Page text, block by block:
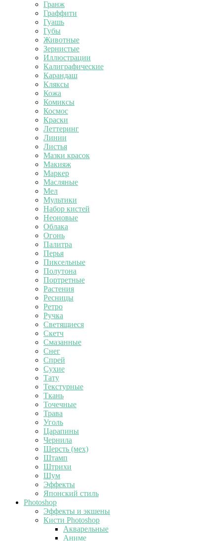
Гранж
Граффити
Гуашь
Губы
Животные
Зернистые
Иллюстрации
Калиграфические
Карандаш
Кляксы
Кожа
Комиксы
Космос
Краски
Леттеринг
Линии
Листья
Мазки красок
Макияж
Маркер
Масляные
Мел
Мультики
Набор кистей
Неоновые
Облака
Огонь
Палитра
Перья
Пиксельные
Полутона
Портретные
Растения
Ресницы
Ретро
Ручка
Светящиеся
Скетч
Смазанные
Снег
Спрей
Сухие
Тату
Текстурные
Ткань
Точечные
Трава
Уголь
Царапины
Чернила
Шерсть (мех)
Штамп
Штрихи
Шум
Эффекты
Японский стиль
Photoshop
Эффекты и экшены
Кисти Photoshop
Акварельные
Аниме